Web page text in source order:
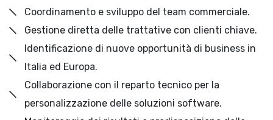
Coordinamento e sviluppo del team commerciale.
Gestione diretta delle trattative con clienti chiave.
Identificazione di nuove opportunità di business in
Italia ed Europa.
Collaborazione con il reparto tecnico per la
personalizzazione delle soluzioni software.